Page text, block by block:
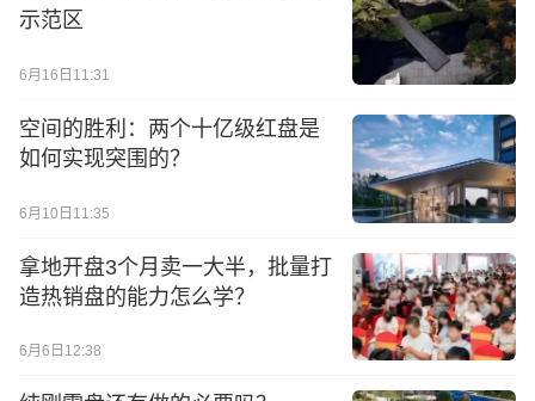
示范区
6月16日11:31
空间的胜利：两个十亿级红盘是
如何实现突围的？
6月10日11:35
拿地开盘3个月卖一大半，批量打
造热销盘的能力怎么学？
6月6日12:38